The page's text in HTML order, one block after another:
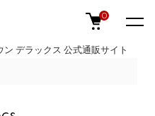
デラックス 公式通販サイト
0